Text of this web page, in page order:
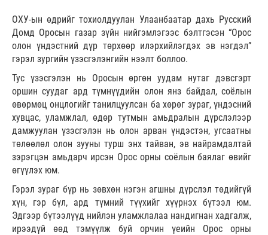
ОХУ-ын өдрийг тохиолдуулан Улаанбаатар дахь Русский
Домд Оросын газар зүйн нийгэмлэгээс бэлтгэсэн “Орос
олон үндэстний дүр төрхөөр илэрхийлэгдэх эв нэгдэл”
гэрэл зургийн үзэсгэлэнгийн нээлт боллоо.
Тус үзэсгэлэн нь Оросын өргөн уудам нутаг дэвсгэрт
оршин суудаг ард түмнүүдийн олон янз байдал, соёлын
өвөрмөц онцлогийг танилцуулсан ба хөрөг зураг, үндэсний
хувцас, уламжлал, өдөр тутмын амьдралын дүрслэлээр
дамжуулан үзэсгэлэн нь олон арван үндэстэн, угсаатны
төлөөлөл олон зууны турш энх тайван, эв найрамдалтай
зэрэгцэн амьдарч ирсэн Орос орны соёлын баялаг өвийг
өгүүлэх юм.
Гэрэл зураг бүр нь зөвхөн нэгэн агшны дүрслэл төдийгүй
хүн, гэр бүл, ард түмний түүхийг хүүрнэх бүтээл юм.
Эдгээр бүтээлүүд нийлэн уламжлалаа нандигнан хадгалж,
ирээдүй өөд тэмүүлж буй орчин үеийн Орос орны